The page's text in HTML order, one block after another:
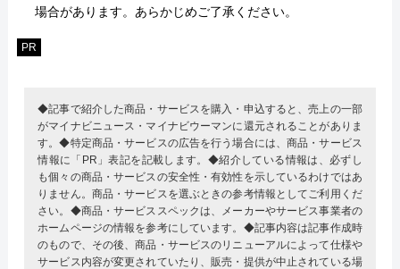
場合があります。あらかじめご了承ください。
PR
◆記事で紹介した商品・サービスを購入・申込すると、売上の一部
がマイナビニュース・マイナビウーマンに還元されることがありま
す。◆特定商品・サービスの広告を行う場合には、商品・サービス
情報に「PR」表記を記載します。◆紹介している情報は、必ずし
も個々の商品・サービスの安全性・有効性を示しているわけではあ
りません。商品・サービスを選ぶときの参考情報としてご利用くだ
さい。◆商品・サービススペックは、メーカーやサービス事業者の
ホームページの情報を参考にしています。◆記事内容は記事作成時
のもので、その後、商品・サービスのリニューアルによって仕様や
サービス内容が変更されていたり、販売・提供が中止されている場